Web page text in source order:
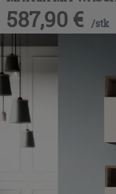
587,90 € /stk